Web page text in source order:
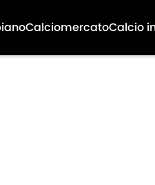
CalciomercatoCalcio